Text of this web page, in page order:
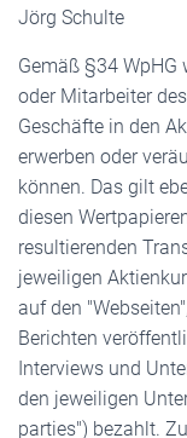
Jörg Schulte
Gemäß §34 WpHG
oder Mitarbeiter
Geschäfte in den
erwerben oder
können. Das gilt
diesen
resultierenden
jeweiligen
auf den
Berichten
Interviews und
den jeweiligen
parties") bezahlt.